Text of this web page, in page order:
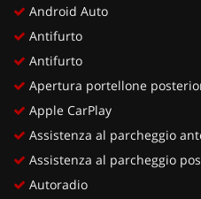
Android Auto
Antifurto
Antifurto
Apertura portellone
Apple CarPlay
Assistenza al parcheggio
Assistenza al parcheggio
Autoradio